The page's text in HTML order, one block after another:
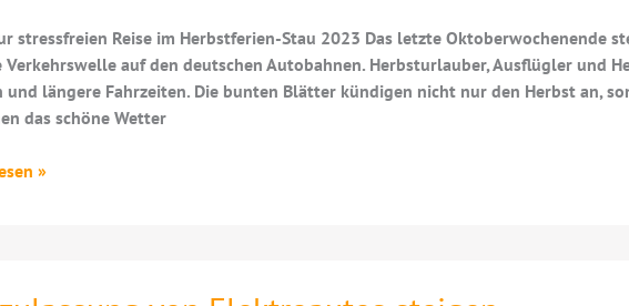
stressfreien Reise im Herbstferien-Stau 2023 Das letzte Oktoberwochenende
Verkehrswelle auf den deutschen Autobahnen. Herbsturlauber, Ausflügler und
und längere Fahrzeiten. Die bunten Blätter kündigen nicht nur den Herbst an,
das schöne Wetter
»